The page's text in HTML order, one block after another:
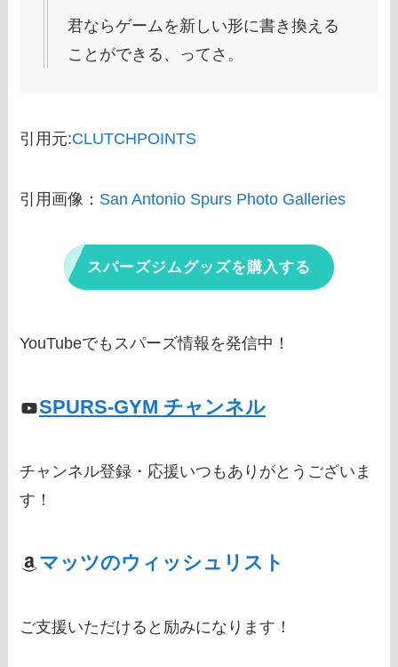
君ならゲームを新しい形に書き換える
ことができる、ってさ。
引用元:CLUTCHPOINTS
引用画像： San Antonio Spurs Photo Galleries
スパーズジムグッズを購入する
YouTubeでもスパーズ情報を発信中！
SPURS-GYM チャンネル
チャンネル登録・応援いつもありがとうございま
す！
マッツのウィッシュリスト
ご支援いただけると励みになります！